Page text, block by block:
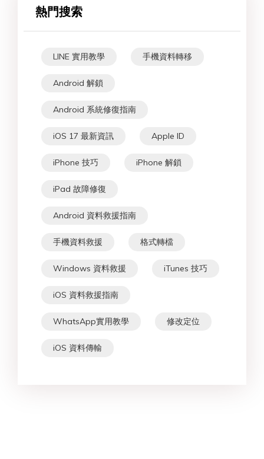
熱門搜索
LINE 實用教學 手機資料轉移
Android 解鎖
Android 系統修復指南
iOS 17 最新資訊 Apple ID
iPhone 技巧 iPhone 解鎖
iPad 故障修復
Android 資料救援指南
手機資料救援 格式轉檔
Windows 資料救援 iTunes 技巧
iOS 資料救援指南
WhatsApp實用教學 修改定位
iOS 資料傳輸